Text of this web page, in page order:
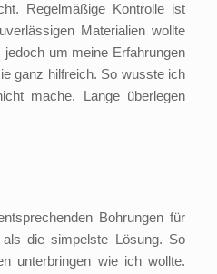
Regelmäßige Kontrolle ist
Materialien wollte
um meine Erfahrungen
ganz hilfreich. So wusste ich
mache. Lange überlegen
Bohrungen für
die simpelste Lösung. So
unterbringen wie ich wollte.